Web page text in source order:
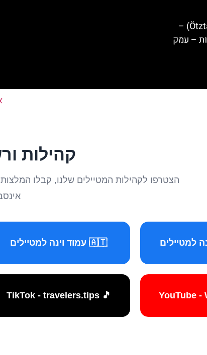
אטרקציות בעמק אוץ (Ötztal) –
– עמק
קהילות
הצטרפו לקהילות המטיילים שלנו, קבלו
🇦🇹 עמוד וינה למטיילים
🎵 TikTok - travelers.tips